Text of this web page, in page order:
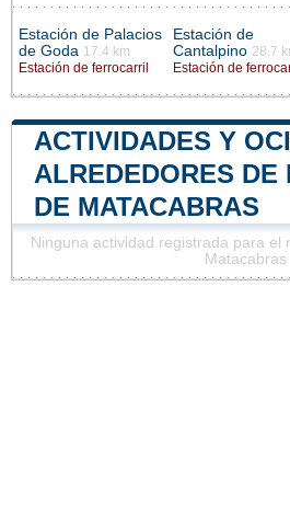
Estación de Palacios
de Goda 17.4 km
Estación de ferrocarril
Estación de
Cantalpino 28.7
Estación de
ACTIVIDADES Y
ALREDEDORES DE
DE MATACABRAS
Ninguna actividad registrada para el
Matacabras